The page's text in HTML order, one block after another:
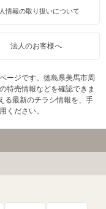
情報の取り扱いについて
法人のお客様へ
ージです。徳島県美馬市周
特売情報などを確認できま
る最新のチラシ情報を、手
ください。